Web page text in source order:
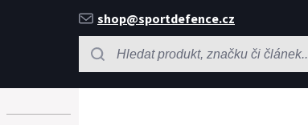
shop@sportdefence.cz